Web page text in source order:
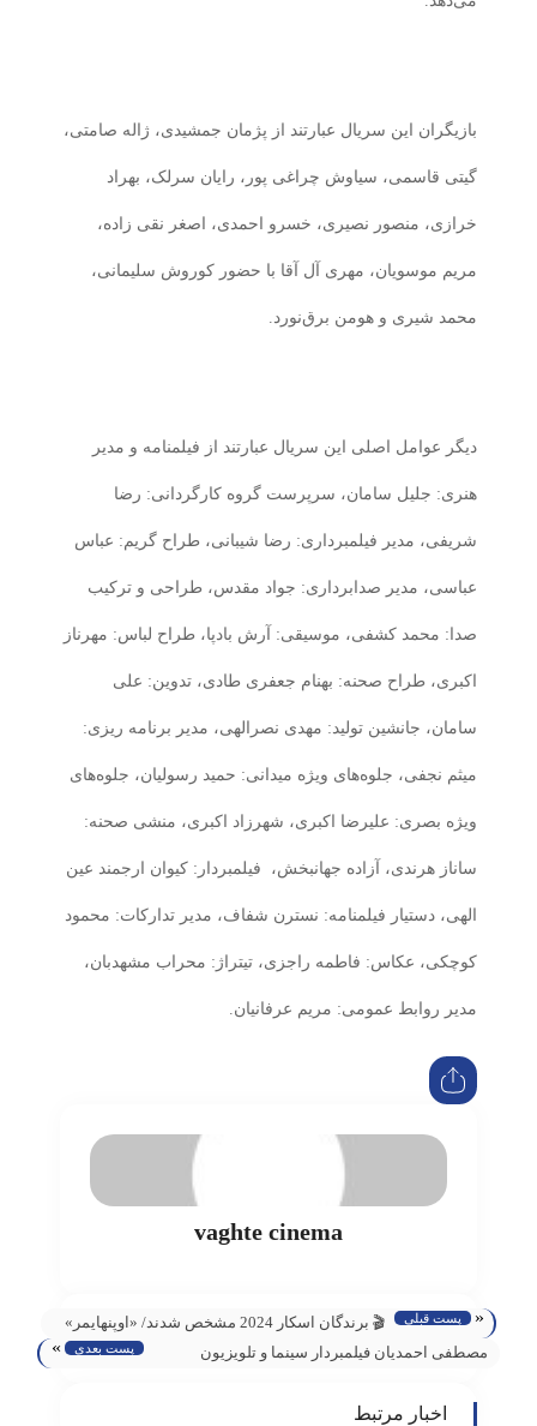
بازیگران این سریال عبارتند از پژمان جمشیدی، ژاله صامتی،
گیتی قاسمی، سیاوش چراغی پور، رایان سرلک، بهراد
خرازی، منصور نصیری، خسرو احمدی، اصغر نقی زاده،
مریم موسویان، مهری آل آقا با حضور کوروش سلیمانی،
محمد شیری و هومن برق‌نورد.
دیگر عوامل اصلی این سریال عبارتند از فیلمنامه و مدیر
هنری: جلیل سامان، سرپرست گروه کارگردانی: رضا
شریفی، مدیر فیلمبرداری: رضا شیبانی، طراح گریم: عباس
عباسی، مدیر صدابرداری: جواد مقدس، طراحی و ترکیب
صدا: محمد کشفی، موسیقی: آرش بادپا، طراح لباس: مهرناز
اکبری، طراح صحنه: بهنام جعفری طادی، تدوین: علی
سامان، جانشین تولید: مهدی نصرالهی، مدیر برنامه ریزی:
میثم نجفی، جلوه‌های ویژه میدانی: حمید رسولیان، جلوه‌های
ویژه بصری: علیرضا اکبری، شهرزاد اکبری، منشی صحنه:
ساناز هرندی، آزاده جهانبخش، فیلمبردار: کیوان ارجمند عین
الهی، دستیار فیلمنامه: نسترن شفاف، مدیر تدارکات: محمود
کوچکی، عکاس: فاطمه راجزی، تیتراژ: محراب مشهدبان،
مدیر روابط عمومی: مریم عرفانیان.
vaghte cinema
« پست قبلی
🎬 برندگان اسکار 2024 مشخص شدند/ «اوپنهایمر»
با هفت جایزه در صدر
مصطفی احمدیان فیلمبردار سینما و تلویزیون
پست بعدی »
اخبار مرتبط